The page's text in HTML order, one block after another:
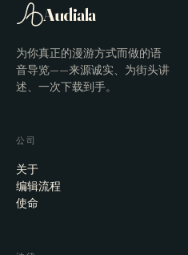
Audiala
为你真正的漫游方式而做的语
音导览——来源诚实、为街头讲
述、一次下载到手。
公司
关于
编辑流程
使命